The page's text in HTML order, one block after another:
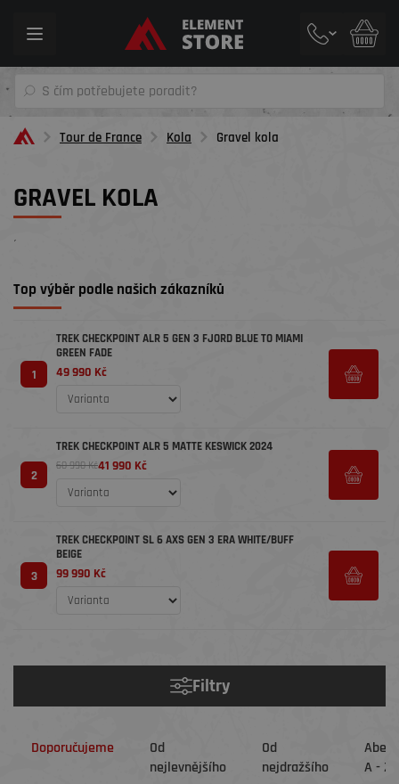
Toggle
Tour de France Kola Gravel kola
GRAVEL KOLA
´
Top výběr podle našich zákazníků
1
TREK CHECKPOINT ALR 5 GEN 3 FJORD BLUE TO MIAMI
GREEN FADE
49 990 Kč
2
TREK CHECKPOINT ALR 5 MATTE KESWICK 2024
60 990 Kč41 990 Kč
3
TREK CHECKPOINT SL 6 AXS GEN 3 ERA WHITE/BUFF
BEIGE
99 990 Kč
Filtry
Doporučujeme
Od
nejlevnějšího
Od
nejdražšího
A - Z